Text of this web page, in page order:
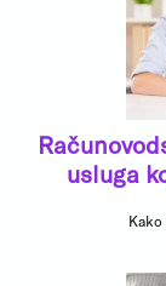
usluga
Kako